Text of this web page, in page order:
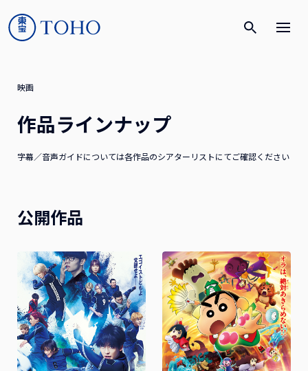
映画
作品ラインナップ
字幕／音声ガイドについては各作品のシアターリストにてご確認ください
公開作品